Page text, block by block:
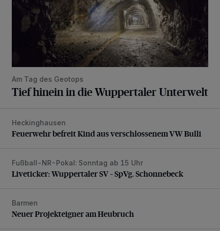
Am Tag des Geotops
Tief hinein in die Wuppertaler Unterwelt
Feuerwehr befreit Kind aus verschlossenem VW Bulli
Heckinghausen
Feuerwehr befreit Kind aus verschlossenem VW Bulli
Liveticker: Wuppertaler SV – SpVg. Schonnebeck
Fußball-NR-Pokal: Sonntag ab 15 Uhr
Liveticker: Wuppertaler SV – SpVg. Schonnebeck
Neuer Projekteigner am Heubruch
Barmen
Neuer Projekteigner am Heubruch